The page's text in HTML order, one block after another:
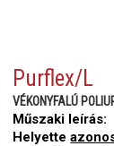
Purflex/L
VÉKONYFALÚ
Műszaki leírás:
Helyette